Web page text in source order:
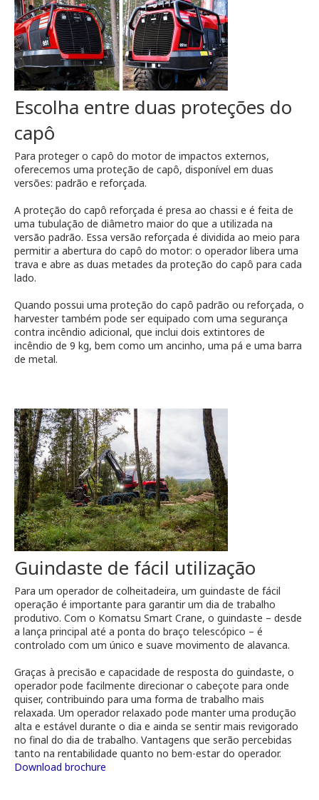
Escolha entre duas proteções do
capô
Para proteger o capô do motor de impactos externos,
oferecemos uma proteção de capô, disponível em duas
versões: padrão e reforçada.
A proteção do capô reforçada é presa ao chassi e é feita de
uma tubulação de diâmetro maior do que a utilizada na
versão padrão. Essa versão reforçada é dividida ao meio para
permitir a abertura do capô do motor: o operador libera uma
trava e abre as duas metades da proteção do capô para cada
lado.
Quando possui uma proteção do capô padrão ou reforçada, o
harvester também pode ser equipado com uma segurança
contra incêndio adicional, que inclui dois extintores de
incêndio de 9 kg, bem como um ancinho, uma pá e uma barra
de metal.
Guindaste de fácil utilização
Para um operador de colheitadeira, um guindaste de fácil
operação é importante para garantir um dia de trabalho
produtivo. Com o Komatsu Smart Crane, o guindaste – desde
a lança principal até a ponta do braço telescópico – é
controlado com um único e suave movimento de alavanca.
Graças à precisão e capacidade de resposta do guindaste, o
operador pode facilmente direcionar o cabeçote para onde
quiser, contribuindo para uma forma de trabalho mais
relaxada. Um operador relaxado pode manter uma produção
alta e estável durante o dia e ainda se sentir mais revigorado
no final do dia de trabalho. Vantagens que serão percebidas
tanto na rentabilidade quanto no bem-estar do operador.
Download brochure